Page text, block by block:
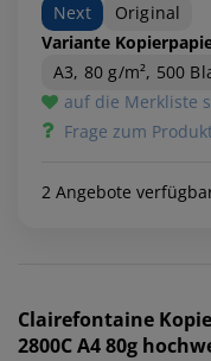
Next
Original
Variante
A3, 80 g/m², 500
auf die Merkliste
Frage zum
2 Angebote
Clairefontaine
2800C A4 80g